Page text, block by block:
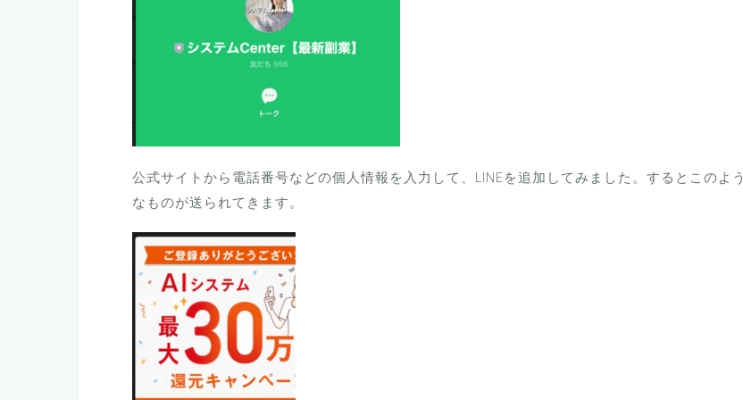
公式サイトから電話番号などの個人情報を入力して、LINEを追加してみました。するとこのよう
なものが送られてきます。